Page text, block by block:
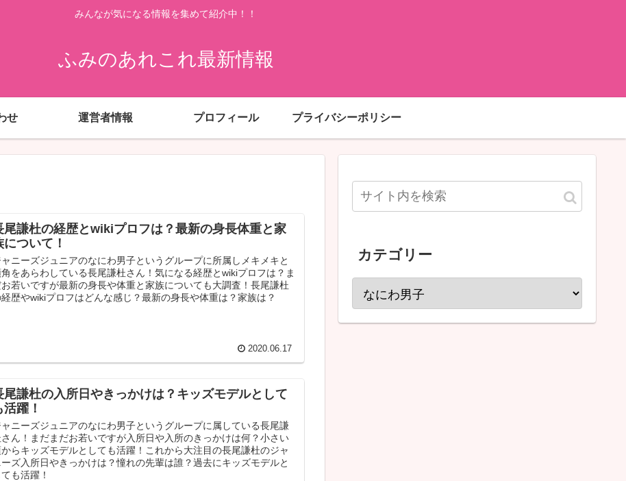
みんなが気になる情報を集めて紹介中！！
ふみのあれこれ最新情報
せ 運営者情報 プロフィール プライバシーポリシー
尾謙杜の経歴とwikiプロフは？最新の身長体重と家
について！
ャニーズジュニアのなにわ男子というグループに所属しメキメキと
をあらわしている長尾謙杜さん！気になる経歴とwikiプロフは？ま
お若いですが最新の身長や体重と家族についても大調査！長尾謙杜
歴やwikiプロフはどんな感じ？最新の身長や体重は？家族は？
2020.06.17
尾謙杜の入所日やきっかけは？キッズモデルとして
活躍！
ャニーズジュニアのなにわ男子というグループに属している長尾謙
ん！まだまだお若いですが入所日や入所のきっかけは何？小さい
らキッズモデルとしても活躍！これから大注目の長尾謙杜のジャ
ーズ入所日やきっかけは？憧れの先輩は誰？過去にキッズモデルと
ても活躍！
カテゴリー